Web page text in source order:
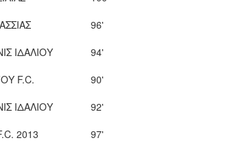
96'
ΙΔΑΛΙΟΥ
94'
F.C.
90'
ΙΔΑΛΙΟΥ
92'
2013
97'